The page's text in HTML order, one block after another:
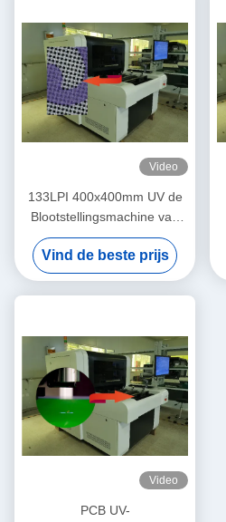
Video
133LPI 400x400mm UV de
Blootstellingsmachine van
PCB voor Textieldruk
Vind de beste prijs
Video
PCB UV-